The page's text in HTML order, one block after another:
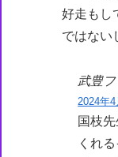
好走もし
ではない
武豊
2024年
国枝
くれ